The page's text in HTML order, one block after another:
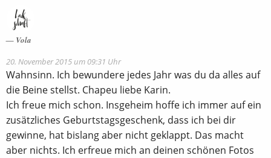
Vola
20. November 2015 um 09:31 Uhr
Wahnsinn. Ich bewundere jedes Jahr was du da alles auf
die Beine stellst. Chapeu liebe Karin.
Ich freue mich schon. Insgeheim hoffe ich immer auf ein
zusätzliches Geburtstagsgeschenk, dass ich bei dir
gewinne, hat bislang aber nicht geklappt. Das macht
aber nichts. Ich erfreue mich an deinen schönen Fotos